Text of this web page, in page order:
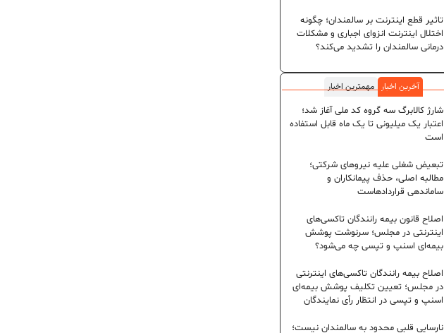
تاثیر قطع اینترنت بر سالمندان؛ چگونه
اختلال اینترنت انزوای اجباری و مشکلات
درمانی سالمندان را تشدید می‌کند؟
آخرین اخبار
مهمترین اخبار
شارژ کالابرگ سه گروه کد ملی آغاز شد؛
اعتبار یک میلیونی تا یک ماه قابل استفاده
است
تبعیض شغلی علیه نیروهای شرکتی؛
مطالبه اصلی، حذف پیمانکاران و
ساماندهی قراردادهاست
اصلاح قانون بیمه رانندگان تاکسی‌های
اینترنتی در مجلس؛ سرنوشت پوشش
بیمه‌ای اسنپ و تپسی چه می‌شود؟
اصلاح بیمه رانندگان تاکسی‌های اینترنتی
در مجلس؛ تعیین تکلیف پوشش بیمه‌ای
اسنپ و تپسی در انتظار رأی نمایندگان
نارسایی قلبی محدود به سالمندان نیست؛